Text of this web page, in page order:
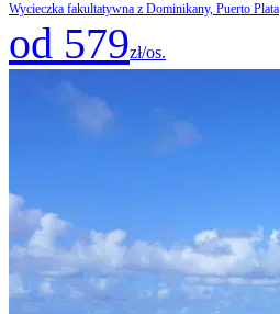
Wycieczka fakultatywna z Dominikany, Puerto Plata
od 579zł/os.